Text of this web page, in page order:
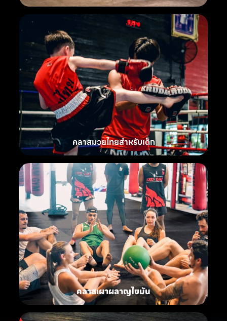
คลาสมวยไทยสำหรับเด็ก
คลาสเผาผลาญไขมัน